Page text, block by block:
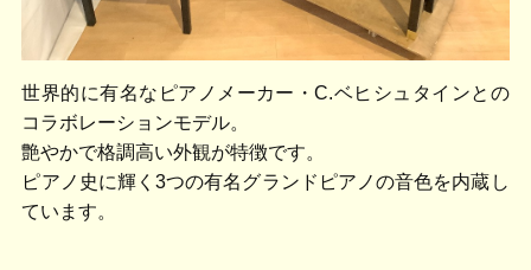
世界的に有名なピアノメーカー・C.ベヒシュタインとの
コラボレーションモデル。
艶やかで格調高い外観が特徴です。
ピアノ史に輝く3つの有名グランドピアノの音色を内蔵し
ています。